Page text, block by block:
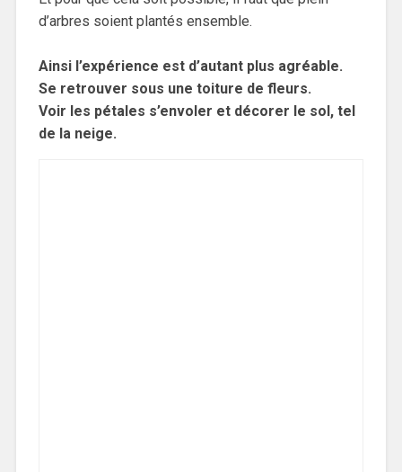
d’arbres soient plantés ensemble.
Ainsi l’expérience est d’autant plus agréable.
Se retrouver sous une toiture de fleurs.
Voir les pétales s’envoler et décorer le sol, tel
de la neige.